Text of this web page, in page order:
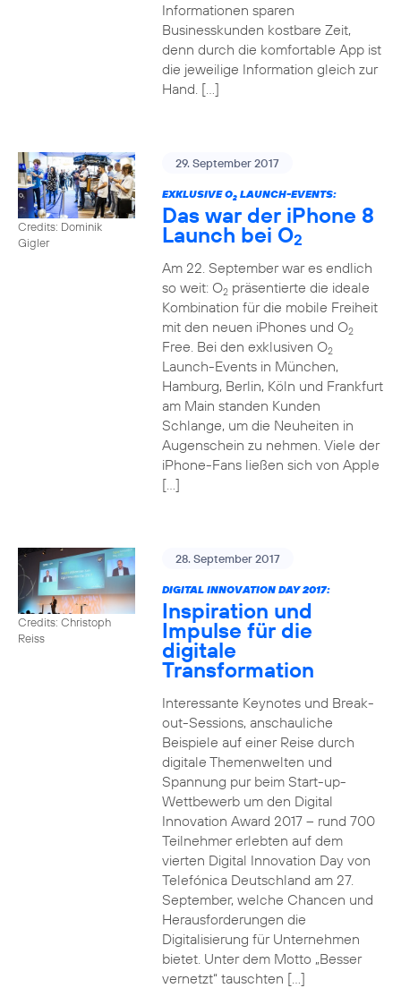
Informationen sparen
Businesskunden kostbare Zeit,
denn durch die komfortable App ist
die jeweilige Information gleich zur
Hand. […]
Credits: Dominik
Gigler
29. September 2017
EXKLUSIVE O2LAUNCH-EVENTS:
Das war der iPhone 8
Launch bei O2
Am 22. September war es endlich
so weit: O2präsentierte die ideale
Kombination für die mobile Freiheit
mit den neuen iPhones und O2
Free. Bei den exklusiven O2
Launch-Events in München,
Hamburg, Berlin, Köln und Frankfurt
am Main standen Kunden
Schlange, um die Neuheiten in
Augenschein zu nehmen. Viele der
iPhone-Fans ließen sich von Apple
[…]
Credits: Christoph
Reiss
28. September 2017
DIGITAL INNOVATION DAY 2017:
Inspiration und
Impulse für die
digitale
Transformation
Interessante Keynotes und Break-
out-Sessions, anschauliche
Beispiele auf einer Reise durch
digitale Themenwelten und
Spannung pur beim Start-up-
Wettbewerb um den Digital
Innovation Award 2017 – rund 700
Teilnehmer erlebten auf dem
vierten Digital Innovation Day von
Telefónica Deutschland am 27.
September, welche Chancen und
Herausforderungen die
Digitalisierung für Unternehmen
bietet. Unter dem Motto „Besser
vernetzt“ tauschten […]